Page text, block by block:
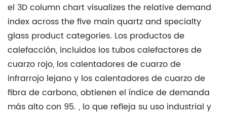
el 3D column chart visualizes the relative demand
index across the five main quartz and specialty
glass product categories. Los productos de
calefacción, incluidos los tubos calefactores de
cuarzo rojo, los calentadores de cuarzo de
infrarrojo lejano y los calentadores de cuarzo de
fibra de carbono, obtienen el índice de demanda
más alto con 95. , lo que refleja su uso industrial y